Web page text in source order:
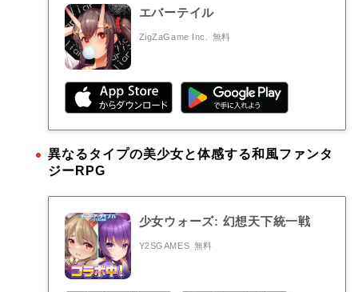
エバーテイル
ZigZaGame Inc. 無料
異なるタイプの美少女と体感する和風ファンタ
ジーRPG
少女ウォーズ: 幻想天下統一戦
Y2SGAMES 無料